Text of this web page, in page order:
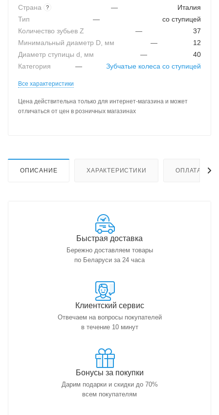
Страна
? —
Италия
Тип
—
со ступицей
Количество зубьев Z
—
37
Минимальный диаметр D, мм
—
12
Диаметр ступицы d, мм
—
40
Категория
— Зубчатые колеса со ступицей
Все характеристики
Цена действительна только для интернет-магазина и может
отличаться от цен в розничных магазинах
ОПИСАНИЕ ХАРАКТЕРИСТИКИ ОПЛАТА
Быстрая доставка
Бережно доставляем товары
по Беларуси за 24 часа
Клиентский сервис
Отвечаем на вопросы покупателей
в течение 10 минут
Бонусы за покупки
Дарим подарки и скидки до 70%
всем покупателям